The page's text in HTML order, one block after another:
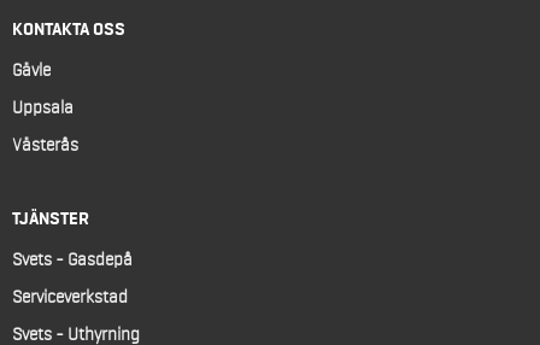
KONTAKTA OSS
Gävle
Uppsala
Västerås
TJÄNSTER
Svets - Gasdepå
Serviceverkstad
Svets - Uthyrning